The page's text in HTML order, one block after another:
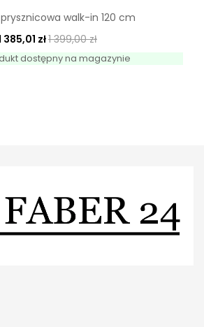
walk-in 120 cm
385,01 zł1 399,00 zł
dostępny na magazynie